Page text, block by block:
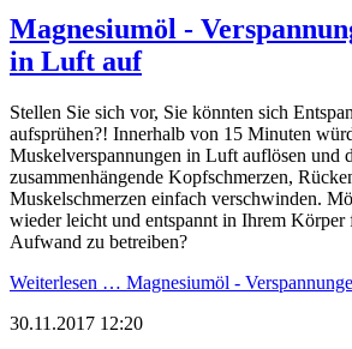
Magnesiumöl -
in Luft auf
Stellen Sie sich vor, Sie könnten sich
aufsprühen?! Innerhalb von 15 Minuten
Muskelverspannungen in Luft auflösen und
zusammenhängende Kopfschmerzen,
Muskelschmerzen einfach verschwinden.
wieder leicht und entspannt in Ihrem Körper
Aufwand zu betreiben?
Weiterlesen … Magnesiumöl -
30.11.2017 12:20